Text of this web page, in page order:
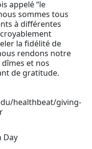
appelé “le
sommes tous
à différentes
la fidélité de
rendons notre
et nos
de gratitude.
healthbeat/giving-
Day